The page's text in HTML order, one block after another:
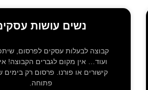
נשים עושות
קבוצה לבעלות עסקים לפרסום,
ועוד… אין מקום לגברים הקבוצה!
קישורים או פורנו. פרסום רק בימים
פתוחה.